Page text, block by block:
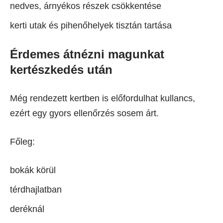
nedves, árnyékos részek csökkentése
kerti utak és pihenőhelyek tisztán tartása
Érdemes átnézni magunkat
kertészkedés után
Még rendezett kertben is előfordulhat kullancs,
ezért egy gyors ellenőrzés sosem árt.
Főleg:
bokák körül
térdhajlatban
deréknál